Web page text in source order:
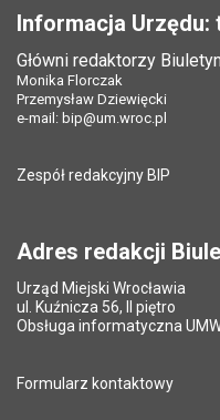
Informacja Urzędu:
Główni redaktorzy
Monika Florczak
Przemysław Dziewięcki
e-mail: bip@um.wroc.pl
Zespół redakcyjny BIP
Adres redakcji
Urząd Miejski Wrocławia
ul. Kuźnicza 56, II piętro
Obsługa informatyczna
Formularz kontaktowy